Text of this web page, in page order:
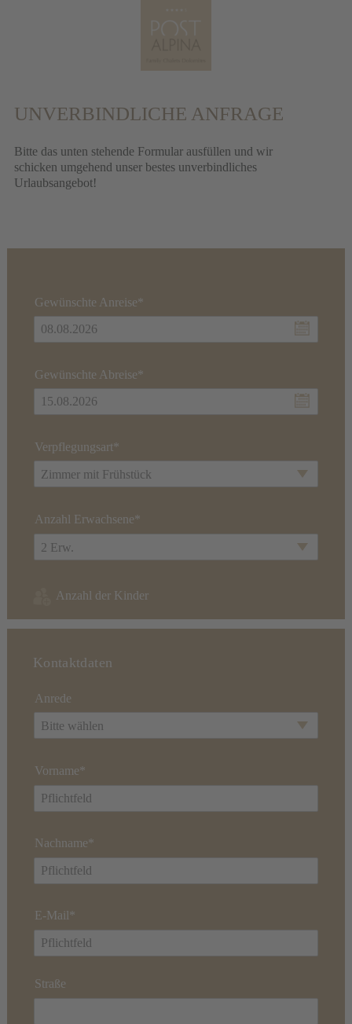
UNVERBINDLICHE ANFRAGE
Bitte das unten stehende Formular ausfüllen und wir
schicken umgehend unser bestes unverbindliches
Urlaubsangebot!
Gewünschte Anreise*
Gewünschte Abreise*
Verpflegungsart*
Zimmer mit Frühstück
Anzahl Erwachsene*
2 Erw.
Anzahl der Kinder
Kontaktdaten
Anrede
Bitte wählen
Vorname*
Nachname*
E-Mail*
Straße